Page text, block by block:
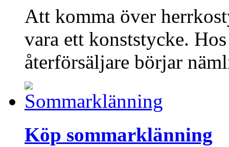
Att komma över
vara ett konststycke.
återförsäljare börjar
Köp sommarklänning